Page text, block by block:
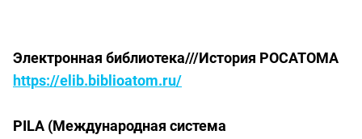
Электронная библиотека///История РОСАТОМА
https://elib.biblioatom.ru/
PILA (Международная система